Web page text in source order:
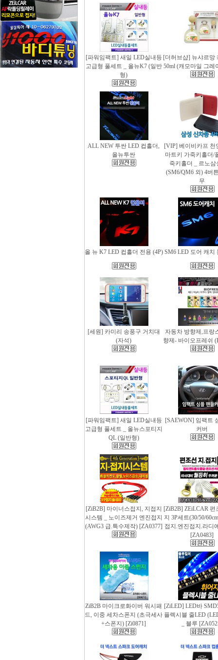
[파워임팩트] 새일 LED실내등
고급형 풀세트 _ 올뉴K7 (일반
형)
[더허브샵] 뉴샤르망
50ml (캐모마일 그레
ALL NEW 투싼 LED 컵홀더,
올뉴투싼
[VIP] 베이비카프 천
마트키 가죽키홀더/
죽키홀더 _ 르노삼
(SM6/QM6 외) 4버
무
올 뉴 K7 LED 컵홀더 전용 (4P) SM6 LED 도어 캐치
[세원] 카미리 송풍구 거치대
(자석)
자동차 방향제,프랑
향제- 바이오프레쉬
[파워임팩트] 새일 LED실내등
고급형 풀세트 _ 올뉴스포티지
QL (일반형)
[SAEWON] 임팩트
커버
[ZiB2B] 마이너스접지, 지접지
시스템 _ 노이즈제거 엔진접지
(AWG3 급.특수제작) [ZA0377]
[ZiB2B] ZEiLCAR 편
지 3P세트(30/50/
접지.엔진접지.라디
[ZA0483]
ZiB2B 마이크로화이버 워시패
드, 이중 세차스폰지 (초극세사
+스폰지) [Zi0871]
[ZiLED] LED바
플렉시블 줄LED
_ 블루